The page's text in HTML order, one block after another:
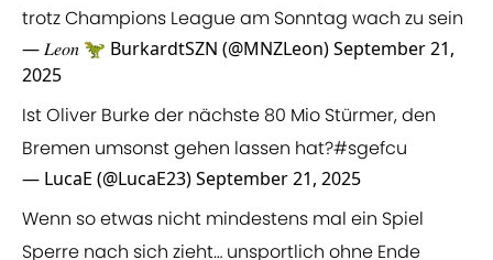
trotz Champions League am Sonntag wach zu sein
— 𝐿𝑒𝑜𝑛 🦖 BurkardtSZN (@MNZLeon)September 21,
2025
Ist Oliver Burke der nächste 80 Mio Stürmer, den
Bremen umsonst gehen lassen hat?#sgefcu
— LucaE (@LucaE23)September 21, 2025
Wenn so etwas nicht mindestens mal ein Spiel
Sperre nach sich zieht… unsportlich ohne Ende